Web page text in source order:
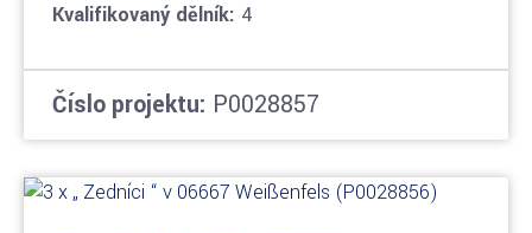
Kvalifikovaný dělník: 4
Číslo projektu: P0028857